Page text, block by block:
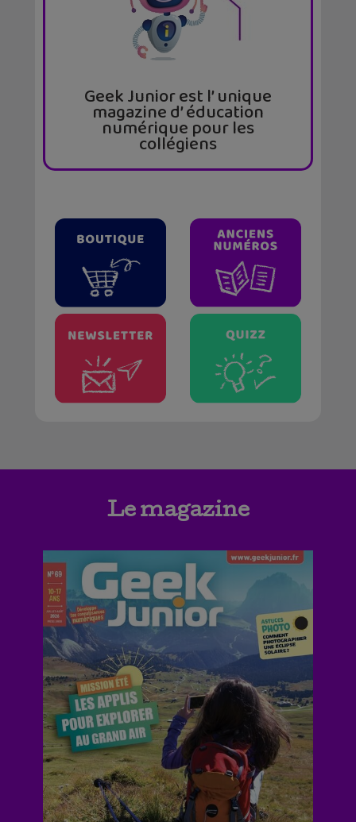
Geek Junior est l’ unique
magazine d’ éducation
numérique pour les
collégiens
Le magazine